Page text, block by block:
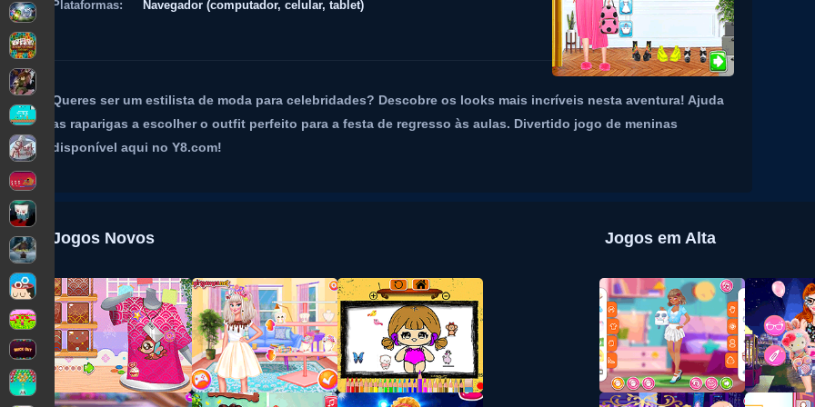
Plataformas: Navegador (computador, celular, tablet)
Queres ser um estilista de moda para celebridades? Descobre os looks mais incríveis nesta aventura! Ajuda
as raparigas a escolher o outfit perfeito para a festa de regresso às aulas. Divertido jogo de meninas
disponível aqui no Y8.com!
Jogos Novos Jogos em Alta